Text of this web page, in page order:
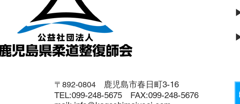
〒892-0804
鹿児島市春日町3-16
​TEL:099-248-5675FAX:099-248-5676